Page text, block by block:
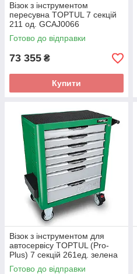
Візок з інструментом
пересувна TOPTUL 7 секцій
211 од. GCAJ0066
Готово до відправки
73 355 ₴
Купити
Візок з інструментом для
автосервісу TOPTUL (Pro-
Plus) 7 секцій 261ед. зелена
GE-26117
Готово до відправки